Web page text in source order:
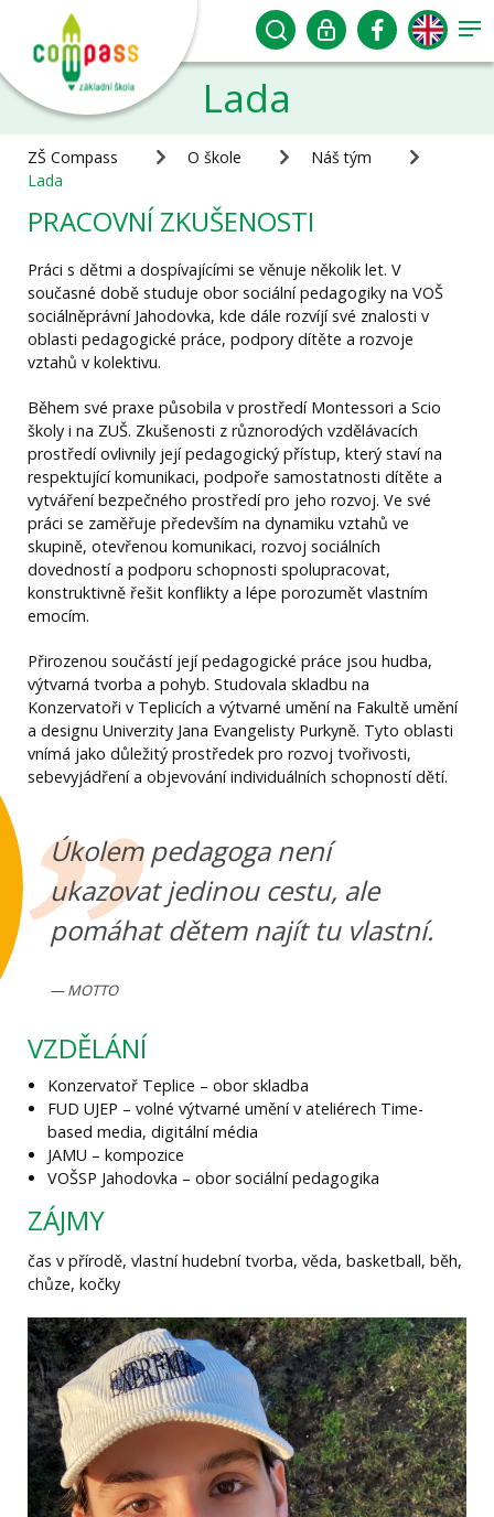
Lada
ZŠ Compass O škole
Náš tým
Lada
PRACOVNÍ ZKUŠENOSTI
Práci s dětmi a dospívajícími se věnuje několik let. V
současné době studuje obor sociální pedagogiky na VOŠ
sociálněprávní Jahodovka, kde dále rozvíjí své znalosti v
oblasti pedagogické práce, podpory dítěte a rozvoje
vztahů v kolektivu.
Během své praxe působila v prostředí Montessori a Scio
školy i na ZUŠ. Zkušenosti z různorodých vzdělávacích
prostředí ovlivnily její pedagogický přístup, který staví na
respektující komunikaci, podpoře samostatnosti dítěte a
vytváření bezpečného prostředí pro jeho rozvoj. Ve své
práci se zaměřuje především na dynamiku vztahů ve
skupině, otevřenou komunikaci, rozvoj sociálních
dovedností a podporu schopnosti spolupracovat,
konstruktivně řešit konflikty a lépe porozumět vlastním
emocím.
Přirozenou součástí její pedagogické práce jsou hudba,
výtvarná tvorba a pohyb. Studovala skladbu na
Konzervatoři v Teplicích a výtvarné umění na Fakultě umění
a designu Univerzity Jana Evangelisty Purkyně. Tyto oblasti
vnímá jako důležitý prostředek pro rozvoj tvořivosti,
sebevyjádření a objevování individuálních schopností dětí.
Úkolem pedagoga není
ukazovat jedinou cestu, ale
pomáhat dětem najít tu vlastní.
MOTTO
VZDĚLÁNÍ
Konzervatoř Teplice – obor skladba
FUD UJEP – volné výtvarné umění v ateliérech Time-
based media, digitální média
JAMU – kompozice
VOŠSP Jahodovka – obor sociální pedagogika
ZÁJMY
čas v přírodě, vlastní hudební tvorba, věda, basketball, běh,
chůze, kočky